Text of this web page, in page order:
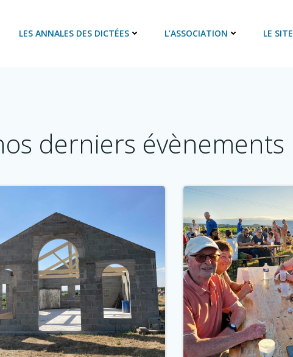
LES ANNALES DES DICTÉES L’ASSOCIATION LE SITE
derniers évènements